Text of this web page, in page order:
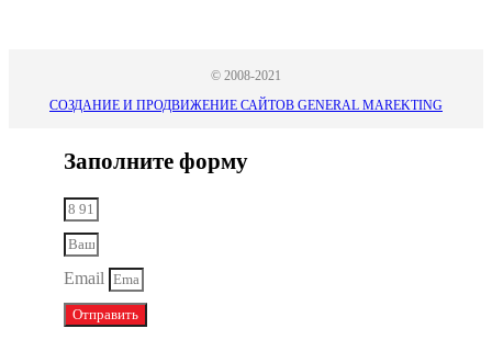
© 2008-2021
СОЗДАНИЕ И ПРОДВИЖЕНИЕ САЙТОВ GENERAL MAREKTING
Заполните форму
Email
Отправить